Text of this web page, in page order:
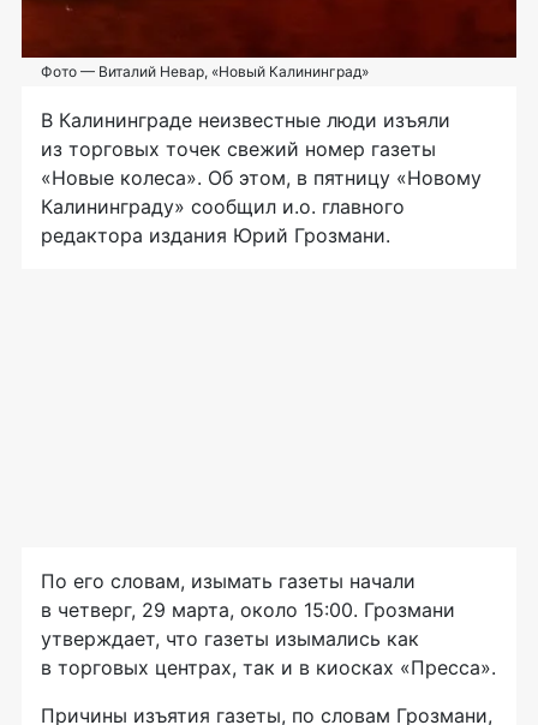
Фото — Виталий Невар, «Новый Калининград»
В Калининграде неизвестные люди изъяли
из торговых точек свежий номер газеты
«Новые колеса». Об этом, в пятницу «Новому
Калининграду» сообщил и.о. главного
редактора издания Юрий Грозмани.
По его словам, изымать газеты начали
в четверг, 29 марта, около 15:00. Грозмани
утверждает, что газеты изымались как
в торговых центрах, так и в киосках «Пресса».
Причины изъятия газеты, по словам Грозмани,